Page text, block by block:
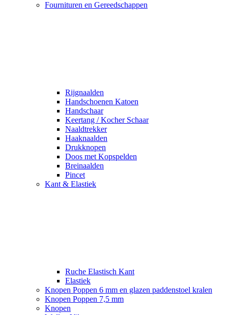
Fournituren en Gereedschappen
Rijgnaalden
Handschoenen Katoen
Handschaar
Keertang / Kocher Schaar
Naaldtrekker
Haaknaalden
Drukknopen
Doos met Kopspelden
Breinaalden
Pincet
Kant & Elastiek
Ruche Elastisch Kant
Elastiek
Knopen Poppen 6 mm en glazen paddenstoel kralen
Knopen Poppen 7,5 mm
Knopen